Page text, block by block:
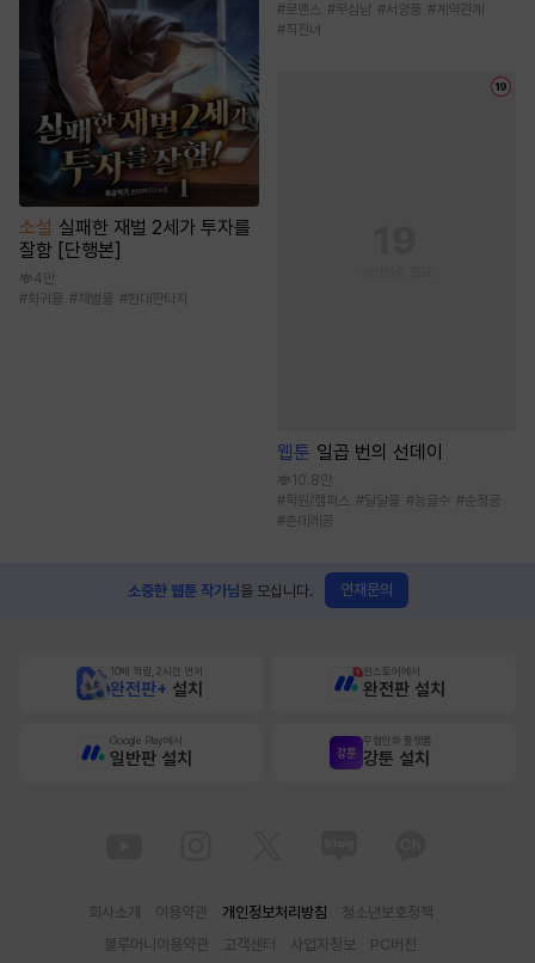
소설 실패한 재벌 2세가 투자를
잘함 [단행본]
4만
#회귀물 # 재벌물 #현대판타지
#로맨스 #무심남 #서양풍 #계약관계
#직진녀
웹툰 일곱 번의 선데이
10.8만
#학원/캠퍼스 #달달물 #능글수 #순정공
#츤데레공
소중한 웹툰 작가님을 모십니다. 연재문의
10배 적립, 2시간 먼저
완전판+ 설치
원스토어에서
완전판 설치
Google Play에서
일반판 설치
무협만화 플랫폼
강툰 설치
회사소개 이용약관 개인정보처리방침
청소년보호정책
블루머니이용약관
고객센터 사업자정보 PC버전